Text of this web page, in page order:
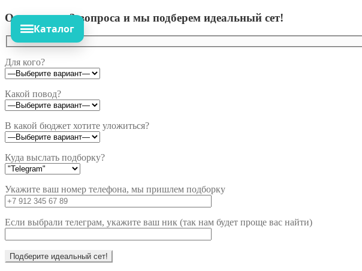
Ответьте на 3 вопроса и мы подберем идеальный сет!
Для кого?
Какой повод?
В какой бюджет хотите уложиться?
Куда выслать подборку?
Укажите ваш номер телефона, мы пришлем подборку
Если выбрали телеграм, укажите ваш ник (так нам будет проще вас найти)
Каталог